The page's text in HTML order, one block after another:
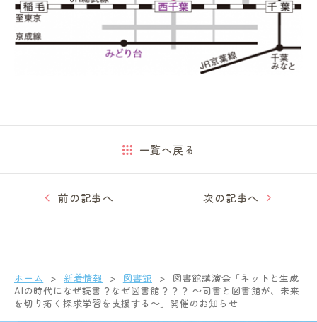
前の記事へ
一覧へ戻る
次の記事へ
ホーム 新着情報 図書館
図書館講演会「ネットと生成
AIの時代になぜ読書？なぜ図書館？？？ ～司書と図書館が、未来
を切り拓く探求学習を支援する～」開催のお知らせ